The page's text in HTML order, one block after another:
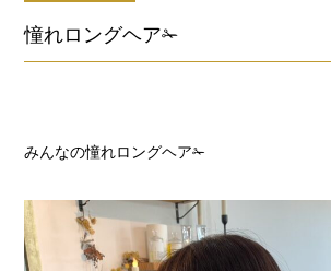
憧れロングヘア✁
みんなの憧れロングヘア✁